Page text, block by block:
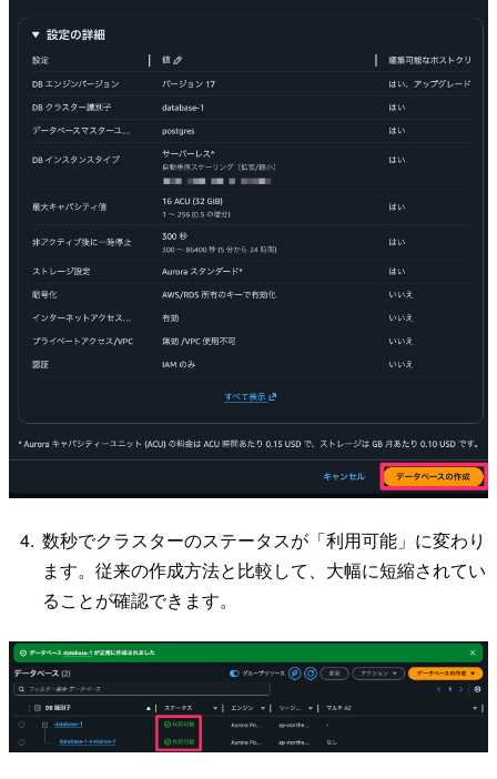
数秒でクラスターのステータスが「利用可能」に変わり
ます。従来の作成方法と比較して、大幅に短縮されてい
ることが確認できます。